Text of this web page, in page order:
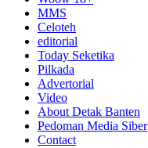
MMS
Celoteh
editorial
Today Seketika
Pilkada
Advertorial
Video
About Detak Banten
Pedoman Media Siber
Contact